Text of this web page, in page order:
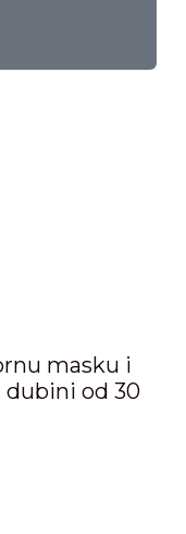
masku i
od 30